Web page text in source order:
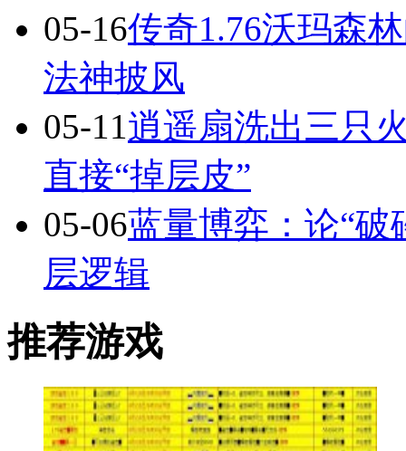
05-16传奇1.76沃玛森
法神披风
05-11逍遥扇洗出三只
直接“掉层皮”
05-06蓝量博弈：论“破
层逻辑
推荐游戏